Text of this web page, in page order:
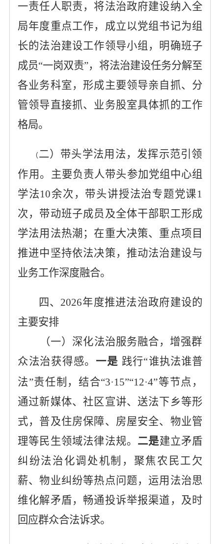
一责任人职责，将法治政府建设纳入全
局年度重点工作，成立以党组书记为组
长的法治建设工作领导小组，明确班子
成员“一岗双责”，将法治建设任务分解至
各业务科室，形成主要领导亲自抓、分
管领导直接抓、业务股室具体抓的工作
格局。
（ 二）带头学法用法，发挥示范引领
作用。 主要负责人带头参加党组中心组
学法10余次，带头讲授法治专题党课1
次，带动班子成员及全体干部职工形成
学法用法热潮；在重大决策、重点项目
推进中坚持依法决策，推动法治建设与
业务工作深度融合。
四、 2026年度推进法治政府建设的
主要安排
（一） 深化法治服务融合，增强群
众法治获得感。 一是 践行“谁执法谁普
法”责任制，结合“3·15”“12·4”等节点，
通过新媒体、社区宣讲、送法下乡等形
式，普及住房保障、房屋安全、物业管
理等民生领域法律法规。 二是建立矛盾
纠纷法治化调处机制，聚焦农民工欠
薪、物业纠纷等热点问题，运用法治思
维化解矛盾，畅通投诉举报渠道，及时
回应群众合法诉求。